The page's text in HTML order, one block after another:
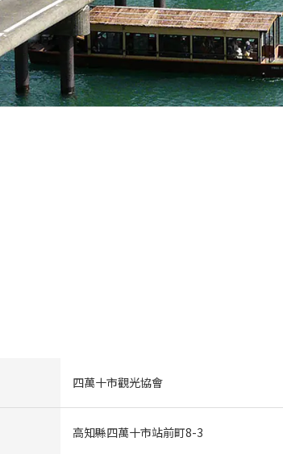
四萬十市觀光協會
高知縣四萬十市站前町8-3